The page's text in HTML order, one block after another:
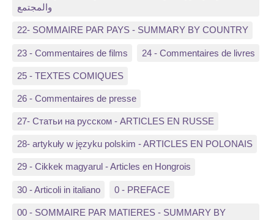
والمجتمع
22- SOMMAIRE PAR PAYS - SUMMARY BY COUNTRY
23 - Commentaires de films 24 - Commentaires de livres
25 - TEXTES COMIQUES
26 - Commentaires de presse
27- Статьи на русском - ARTICLES EN RUSSE
28- artykuły w języku polskim - ARTICLES EN POLONAIS
29 - Cikkek magyarul - Articles en Hongrois
30 - Articoli in italiano 0 - PREFACE
00 - SOMMAIRE PAR MATIERES - SUMMARY BY